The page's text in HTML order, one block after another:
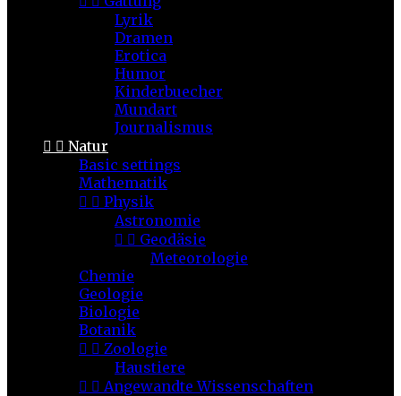
Lyrik
Dramen
Erotica
Humor
Kinderbuecher
Mundart
Journalismus
  Natur
Basic settings
Mathematik
  Physik
Astronomie
  Geodäsie
Meteorologie
Chemie
Geologie
Biologie
Botanik
  Zoologie
Haustiere
  Angewandte Wissenschaften